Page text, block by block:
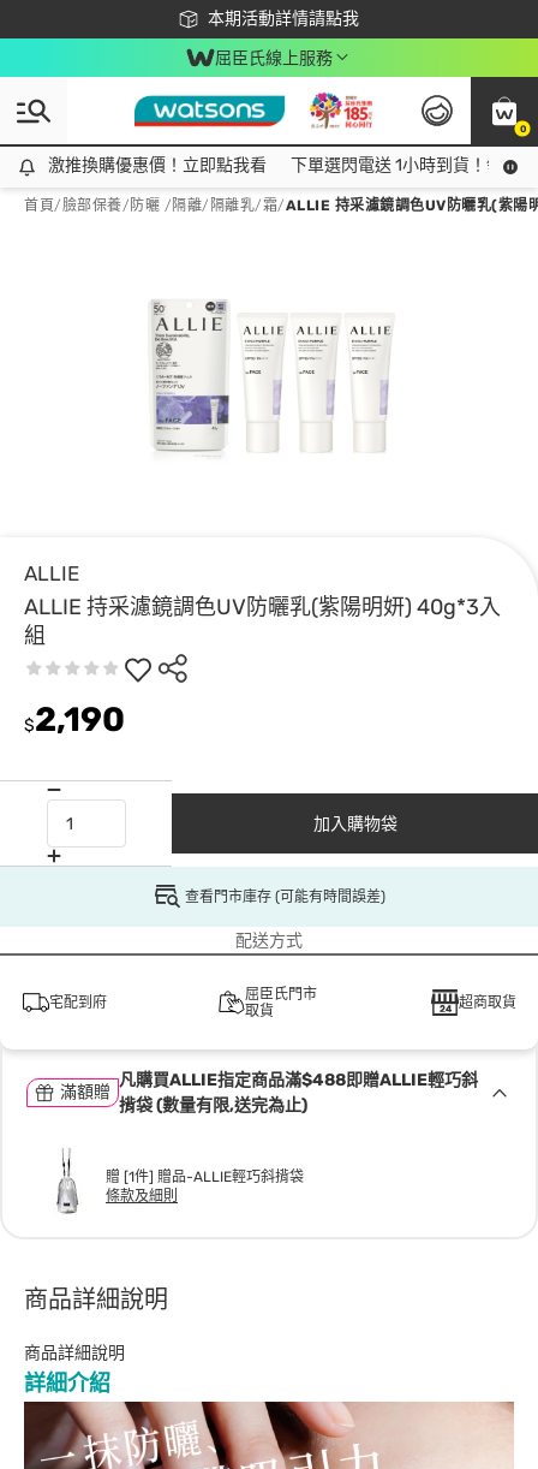
本期活動詳情請點我
下載app最高回饋$350
屈臣氏線上服務
0
激推換購優惠價！立即點我看
激推換購優惠價！立即點我看 下單選閃電送 1小時到貨！領神
首頁/臉部保養/ 防曬 /隔離/ 隔離乳/霜/ALLIE 持采濾鏡調色UV防曬乳(紫陽
ALLIE
ALLIE 持采濾鏡調色UV防曬乳(紫陽明妍) 40g*3入
組
$2,190
加入購物袋
查看門市庫存 (可能有時間誤差)
配送方式
宅配到府
屈臣氏門市
取貨
超商取貨
滿額贈
凡購買ALLIE指定商品滿$488即贈ALLIE輕巧斜
揹袋 (數量有限,送完為止)
贈 [1件] 贈品-ALLIE輕巧斜揹袋
條款及細則
商品詳細說明
商品詳細說明
詳細介紹